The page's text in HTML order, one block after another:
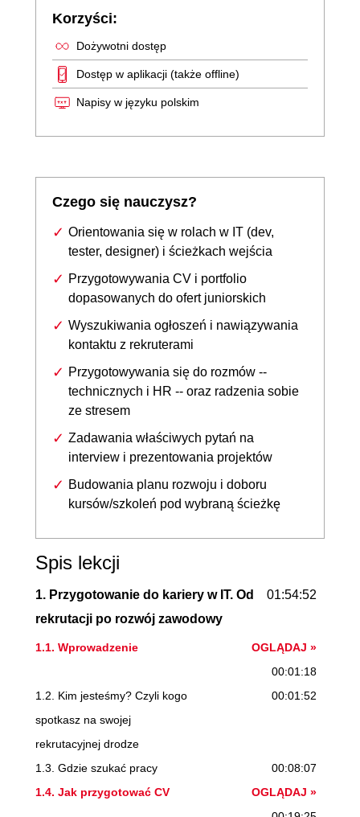
Korzyści:
Dożywotni dostęp
Dostęp w aplikacji (także offline)
Napisy w języku polskim
Czego się nauczysz?
Orientowania się w rolach w IT (dev,
tester, designer) i ścieżkach wejścia
Przygotowywania CV i portfolio
dopasowanych do ofert juniorskich
Wyszukiwania ogłoszeń i nawiązywania
kontaktu z rekruterami
Przygotowywania się do rozmów --
technicznych i HR -- oraz radzenia sobie
ze stresem
Zadawania właściwych pytań na
interview i prezentowania projektów
Budowania planu rozwoju i doboru
kursów/szkoleń pod wybraną ścieżkę
Spis lekcji
1. Przygotowanie do kariery w IT. Od
rekrutacji po rozwój zawodowy
01:54:52
1.1. Wprowadzenie
OGLĄDAJ »
00:01:18
1.2. Kim jesteśmy? Czyli kogo
spotkasz na swojej
rekrutacyjnej drodze
00:01:52
1.3. Gdzie szukać pracy
00:08:07
1.4. Jak przygotować CV
OGLĄDAJ »